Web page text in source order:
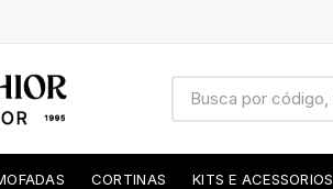
CORTINAS KITS E ACESSORIOS